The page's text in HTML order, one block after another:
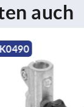
auch